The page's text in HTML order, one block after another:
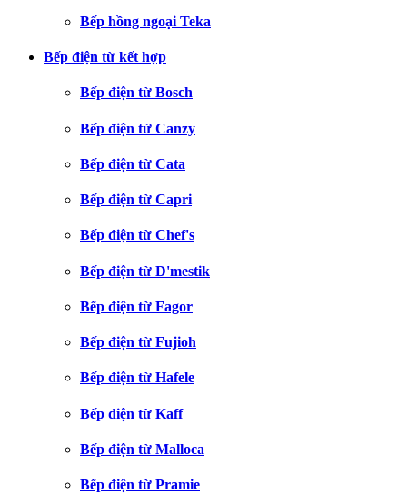
Bếp hồng ngoại Teka
Bếp điện từ kết hợp
Bếp điện từ Bosch
Bếp điện từ Canzy
Bếp điện từ Cata
Bếp điện từ Capri
Bếp điện từ Chef's
Bếp điện từ D'mestik
Bếp điện từ Fagor
Bếp điện từ Fujioh
Bếp điện từ Hafele
Bếp điện từ Kaff
Bếp điện từ Malloca
Bếp điện từ Pramie